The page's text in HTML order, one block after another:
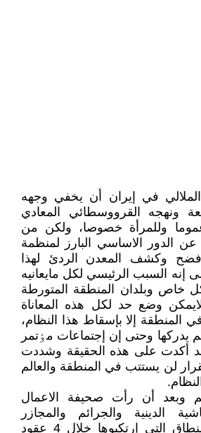
في إيران أن يخفي وجهه
ونهجه القرووسطائي المعادي
وللمرأة خصوصا، ولکن من
عن الدور الاساسي البارز لمنظمة
وکشف المعدن الردئ لهذا
إنه السبب الرئيسي لکل مايعانيه
خاص وبلدان المنطقة المتورطة
وضع حد لکل هذه المعاناة
المنطقة إلا بإسقاط هذا النظام،
يدرکها وحتى إن إجتماعات مٶتمر
الحرة 2023، قد أکدت على هذه الحقيقة وشددت
لن يستتب في المنطقة والعالم
وبعد أن رأت صحيفة الاعمال
الدينية والجرائم والمجازر
والانتهاکات واسعة النطاق التي إرتکبوها خلال 4 عقود